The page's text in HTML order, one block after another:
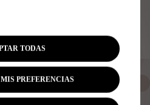
MIS PREFERENCIAS
TODAS